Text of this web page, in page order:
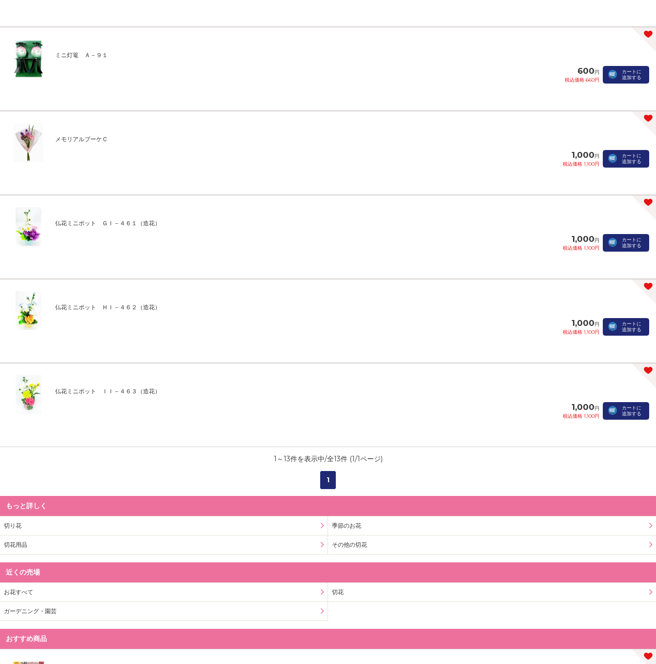
ミニ灯篭 Ａ－９１
600円
税込価格 660円
カートに
追加する
メモリアルブーケＣ
1,000円
税込価格 1,100円
カートに
追加する
仏花ミニポット ＧＩ－４６１（造花）
1,000円
税込価格 1,100円
カートに
追加する
仏花ミニポット ＨＩ－４６２（造花）
1,000円
税込価格 1,100円
カートに
追加する
仏花ミニポット ＩＩ－４６３（造花）
1,000円
税込価格 1,100円
カートに
追加する
1 ～13件を表示中/全13件 (1/1ページ)
1
もっと詳しく
切り花 季節のお花
切花用品 その他の切花
近くの売場
お花すべて 切花
ガーデニング・園芸
おすすめ商品